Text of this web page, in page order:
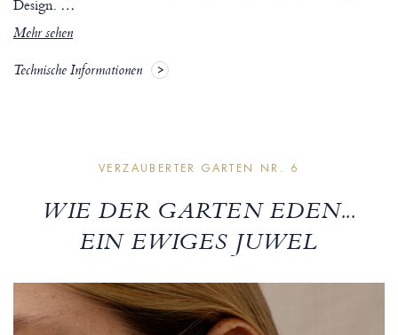
Design. …
Mehr sehen
Technische Informationen
VERZAUBERTER GARTEN NR. 6
WIE DER GARTEN EDEN...
EIN EWIGES JUWEL